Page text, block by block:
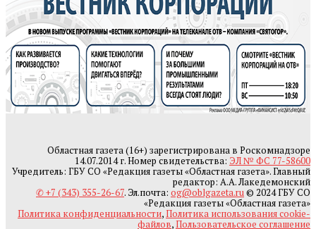
Областная газета (16+) зарегистрирована в Роскомнадзоре
14.07.2014 г. Номер свидетельства: ЭЛ № ФС 77-58600
Учредитель: ГБУ СО «Редакция газеты «Областная газета». Главный
редактор: А.А. Лакедемонский
✆ +7 (343) 355-26-67. Эл.почта: og@oblgazeta.ru © 2024 ГБУ СО
«Редакция газеты «Областная газета»
Политика конфиденциальности,Политика использования cookie-
файлов,Пользовательское соглашение